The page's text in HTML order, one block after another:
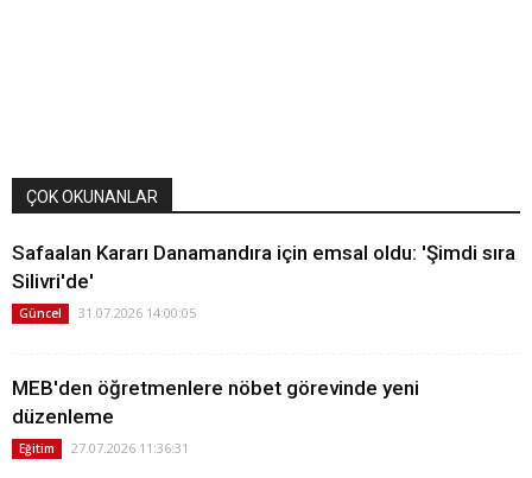
ÇOK OKUNANLAR
Safaalan Kararı Danamandıra için emsal oldu: 'Şimdi sıra
Silivri'de'
Güncel 31.07.2026 14:00:05
MEB'den öğretmenlere nöbet görevinde yeni
düzenleme
Eğitim 27.07.2026 11:36:31